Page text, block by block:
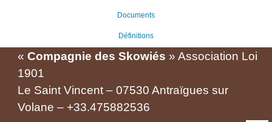
Documents
Définitions
« Compagnie des Skowiés » Association Loi
1901
Le Saint Vincent – 07530 Antraïgues sur
Volane – +33.475882536